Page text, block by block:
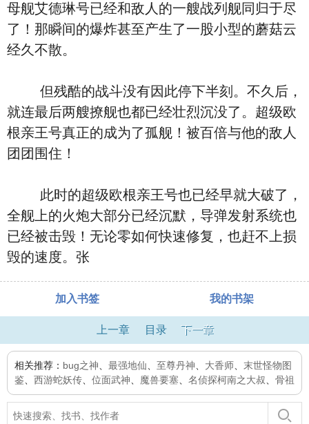
母舰艾德琳号已经和敌人的一艘战列舰同归于尽
了！那瞬间的爆炸甚至产生了一股小型的蘑菇云
经久不散。
但残酷的战斗没有因此停下半刻。不久后，
就连最后两艘撩舰也都已经壮烈沉没了。超级欧
根亲王号真正的成为了孤舰！被百倍与他的敌人
团团围住！
此时的超级欧根亲王号也已经早就大破了，
全舰上的火炮大部分已经沉默，导弹发射系统也
已经被击毁！无论零如何快速修复，也赶不上损
毁的速度。张
加入书签 我的书架
上一章 目录 下一章
相关推荐： bug之神 最强地仙 至尊丹神 大香师
末世怪物图
鉴
西游蛇妖传 位面武神 魔兽要塞 名侦探柯南之大叔 骨祖